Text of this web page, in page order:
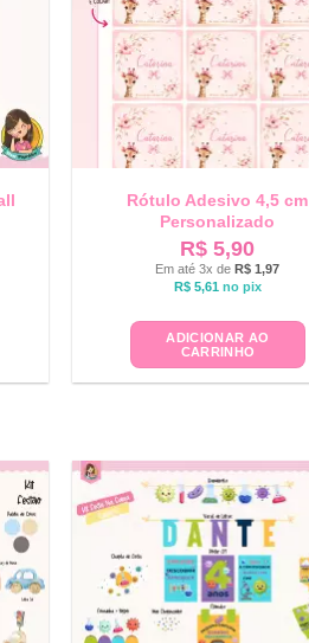
Rótulo Adesivo 4,5 cm
Personalizado
R$ 5,90
Em até 3x de R$ 1,97
R$5,61 no pix
ADICIONAR AO
CARRINHO